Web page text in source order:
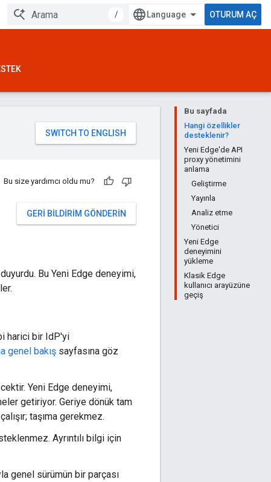
/ OTURUM AÇ
Bu sayfada
Hangi özellikler
desteklenir?
Yeni Edge'de API
proxy yönetimini
anlama
Geliştirme
Yayınla
Analiz etme
Yönetici
Yeni Edge
deneyimini
yükleme
Klasik Edge
kullanıcı arayüzüne
geçiş
Bu size yardımcı oldu mu?
GERI BILDIRIM GÖNDERIN
Bu Yeni Edge deneyimi,
harici bir IdP'yi
genel bakış sayfasına göz
Yeni Edge deneyimi,
getiriyor. Geriye dönük tam
taşıma gerekmez.
Ayrıntılı bilgi için
genel sürümün bir parçası